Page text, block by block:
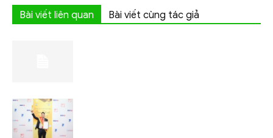
Bài viết liên quan Bài viết cùng tác giả